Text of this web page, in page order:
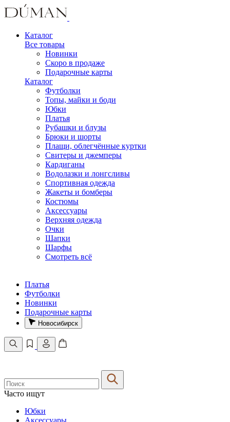
Каталог
Все товары
Новинки
Скоро в продаже
Подарочные карты
Каталог
Футболки
Топы, майки и боди
Юбки
Платья
Рубашки и блузы
Брюки и шорты
Плащи, облегчённые куртки
Свитеры и джемперы
Кардиганы
Водолазки и лонгсливы
Спортивная одежда
Жакеты и бомберы
Костюмы
Аксессуары
Верхняя одежда
Очки
Шапки
Шарфы
Смотреть всё
Платья
Футболки
Новинки
Подарочные карты
Новосибирск
Часто ищут
Юбки
Аксессуары